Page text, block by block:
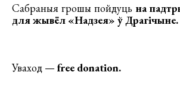
Сабраныя грошы пойдуць на
для жывёл «Надзея» ў Драгічыне.
Уваход —free donation.